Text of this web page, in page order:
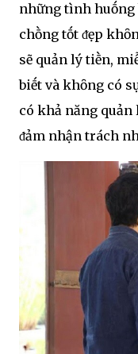
những tình huṓng
chṑng tṓt ᵭẹp
sẽ quản lý tiḕn,
biḗt và khȏng có
có khả năng
ᵭảm nhận trách